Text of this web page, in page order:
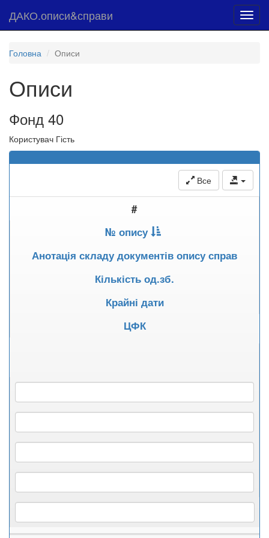
ДАКО.описи&справи
Головна Описи
Описи
Фонд 40
Користувач Гість
Все
#
№ опису
Анотація складу документів опису справ
Кількість од.зб.
Крайні дати
ЦФК